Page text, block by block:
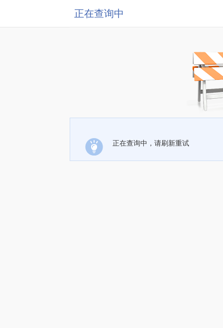
正在查询中
正在查询中，请刷新重试